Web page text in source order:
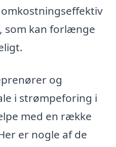
som kan forlænge
og
i strømpeforing i
med en række
er nogle af de